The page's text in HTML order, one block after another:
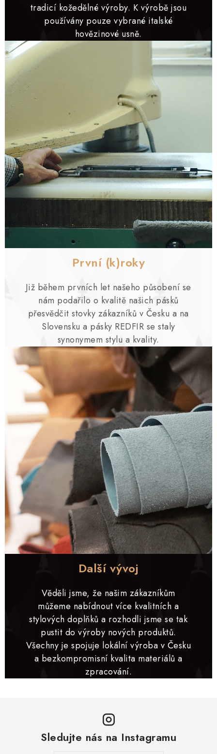
tradicí kožedělné výroby. K výrobě jsou
používány pouze vybrané italské
hovězinové usně.
První (k)roky
Již během prvních let našeho působení se
nám podařilo o kvalitě našich pásků
přesvědčit stovky zákazníků v Česku a na
Slovensku a pásky REDFIR se staly
synonymem stylu a kvality.
Další vývoj
Věděli jsme, že našim zákazníkům
můžeme nabídnout více kvalitních a
stylových doplňků a rozhodli jsme se tak
pustit do výroby nových produktů.
Všechny je spojuje lokální výroba v Česku
a bezkompromisní kvalita materiálů a
zpracování.
Sledujte nás na Instagramu